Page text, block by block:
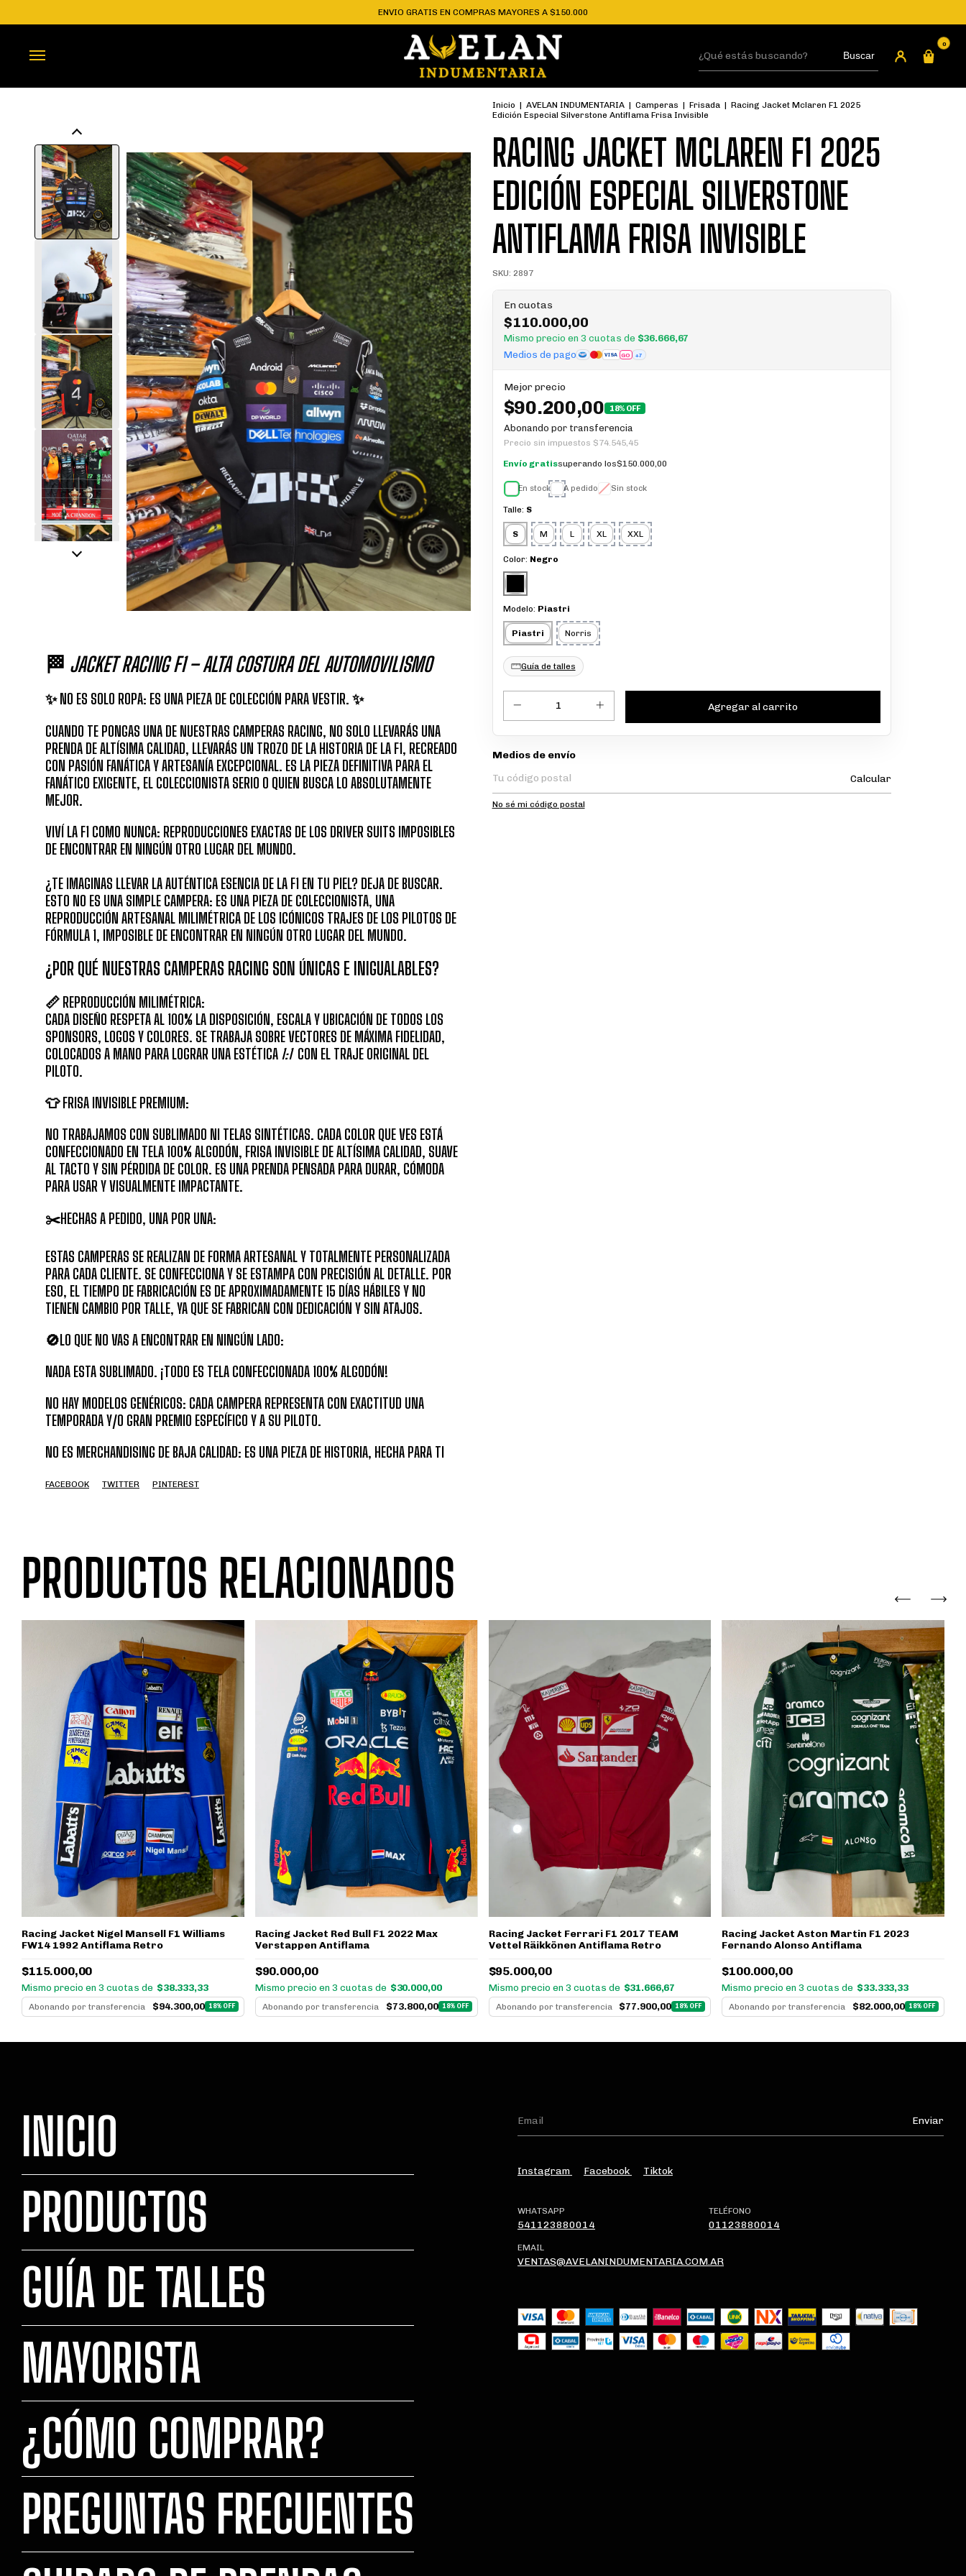
ENVIO GRATIS EN COMPRAS MAYORES A $150.000
Buscar LOGIN
0
🏁 JACKET RACING F1 – ALTA COSTURA DEL AUTOMOVILISMO
✨ NO ES SOLO ROPA: ES UNA PIEZA DE COLECCIÓN PARA VESTIR. ✨
CUANDO TE PONGAS UNA DE NUESTRAS CAMPERAS RACING, NO SOLO LLEVARÁS UNA
PRENDA DE ALTÍSIMA CALIDAD, LLEVARÁS UN TROZO DE LA HISTORIA DE LA F1, RECREADO
CON PASIÓN FANÁTICA Y ARTESANÍA EXCEPCIONAL. ES LA PIEZA DEFINITIVA PARA EL
FANÁTICO EXIGENTE, EL COLECCIONISTA SERIO O QUIEN BUSCA LO ABSOLUTAMENTE
MEJOR.
VIVÍ LA F1 COMO NUNCA: REPRODUCCIONES EXACTAS DE LOS DRIVER SUITS IMPOSIBLES
DE ENCONTRAR EN NINGÚN OTRO LUGAR DEL MUNDO.
¿TE IMAGINAS LLEVAR LA AUTÉNTICA ESENCIA DE LA F1 EN TU PIEL? DEJA DE BUSCAR.
ESTO NO ES UNA SIMPLE CAMPERA: ES UNA PIEZA DE COLECCIONISTA, UNA
REPRODUCCIÓN ARTESANAL MILIMÉTRICA DE LOS ICÓNICOS TRAJES DE LOS PILOTOS DE
FÓRMULA 1, IMPOSIBLE DE ENCONTRAR EN NINGÚN OTRO LUGAR DEL MUNDO.
¿POR QUÉ NUESTRAS CAMPERAS RACING SON ÚNICAS E INIGUALABLES?
📏 REPRODUCCIÓN MILIMÉTRICA:
CADA DISEÑO RESPETA AL 100% LA DISPOSICIÓN, ESCALA Y UBICACIÓN DE TODOS LOS
SPONSORS, LOGOS Y COLORES. SE TRABAJA SOBREVECTORES DE MÁXIMA FIDELIDAD,
COLOCADOS A MANO PARA LOGRAR UNA ESTÉTICA 1:1CON EL TRAJE ORIGINAL DEL
PILOTO.
👕 FRISA INVISIBLE PREMIUM:
NO TRABAJAMOS CON SUBLIMADO NI TELAS SINTÉTICAS. CADA COLOR QUE VES ESTÁ
CONFECCIONADO EN TELA 100% ALGODÓN, FRISA INVISIBLE DE ALTÍSIMA CALIDAD, SUAVE
AL TACTO Y SIN PÉRDIDA DE COLOR. ES UNA PRENDA PENSADA PARA DURAR, CÓMODA
PARA USAR Y VISUALMENTE IMPACTANTE.
✂️HECHAS A PEDIDO, UNA POR UNA:
ESTAS CAMPERAS SE REALIZAN DE FORMA ARTESANAL Y TOTALMENTE PERSONALIZADA
PARA CADA CLIENTE. SE CONFECCIONA Y SE ESTAMPA CON PRECISIÓN AL DETALLE. POR
ESO, EL TIEMPO DE FABRICACIÓN ES DE APROXIMADAMENTE 15 DÍAS HÁBILES Y NO
TIENEN CAMBIO POR TALLE, YA QUE SE FABRICAN CON DEDICACIÓN Y SIN ATAJOS.
🚫LO QUE NO VAS A ENCONTRAR EN NINGÚN LADO:
NADA ESTA SUBLIMADO. ¡TODO ES TELA CONFECCIONADA 100% ALGODÓN!
NO HAY MODELOS GENÉRICOS: CADA CAMPERA REPRESENTA CON EXACTITUD UNA
TEMPORADA Y/O GRAN PREMIO ESPECÍFICO Y A SU PILOTO.
NO ES MERCHANDISING DE BAJA CALIDAD: ES UNA PIEZA DE HISTORIA, HECHA PARA TI
FACEBOOK TWITTER PINTEREST
Inicio | AVELAN INDUMENTARIA | Camperas | Frisada | Racing Jacket Mclaren F1 2025
Edición Especial Silverstone Antiflama Frisa Invisible
RACING JACKET MCLAREN F1 2025
EDICIÓN ESPECIAL SILVERSTONE
ANTIFLAMA FRISA INVISIBLE
SKU: 2897
En cuotas
$110.000,00
Mismo precio en 3 cuotas de $36.666,67
Medios de pago
VISA GO +7
Mejor precio
$90.200,00 18% OFF
Abonando por transferencia
Precio sin impuestos $74.545,45
Envío gratissuperando los$150.000,00
En stock A pedido Sin stock
Talle: S
S M L XL XXL
Color: Negro
Modelo: Piastri
Piastri Norris
Guía de talles
Entregas para el CP:
Medios de envío
Calcular
No sé mi código postal
PRODUCTOS RELACIONADOS
Racing Jacket Nigel Mansell F1 Williams
FW14 1992 Antiflama Retro
$115.000,00
Mismo precio en 3 cuotas de $38.333,33
Abonando por transferencia $94.300,00 18% OFF
Racing Jacket Red Bull F1 2022 Max
Verstappen Antiflama
$90.000,00
Mismo precio en 3 cuotas de $30.000,00
Abonando por transferencia $73.800,00 18% OFF
Racing Jacket Ferrari F1 2017 TEAM
Vettel Räikkönen Antiflama Retro
$95.000,00
Mismo precio en 3 cuotas de $31.666,67
Abonando por transferencia $77.900,00 18% OFF
Racing Jacket Aston Martin F1 2023
Fernando Alonso Antiflama
$100.000,00
Mismo precio en 3 cuotas de $33.333,33
Abonando por transferencia $82.000,00 18% OFF
INICIO
PRODUCTOS
GUÍA DE TALLES
MAYORISTA
¿CÓMO COMPRAR?
PREGUNTAS FRECUENTES
Instagram Facebook Tiktok
WHATSAPP
541123880014
TELÉFONO
01123880014
EMAIL
VENTAS@AVELANINDUMENTARIA.COM.AR